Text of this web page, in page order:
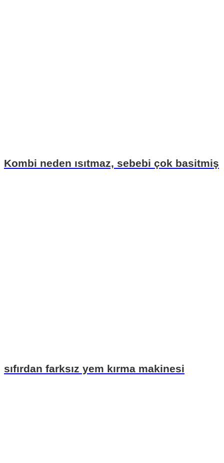
Kombi neden ısıtmaz, sebebi çok basitmiş
sıfırdan farksız yem kırma makinesi